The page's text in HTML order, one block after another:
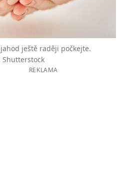
ještě raději počkejte.
Shutterstock
REKLAMA